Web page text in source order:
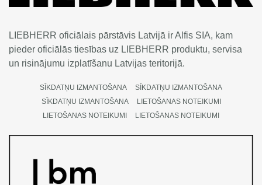
LIEBHERR oficiālais pārstāvis Latvijā ir Alfis SIA, kam
pieder oficiālās tiesības uz LIEBHERR produktu, servisa
un risinājumu izplatīšanu Latvijas teritorijā.
SĪKDATŅU IZMANTOŠANA
SĪKDATŅU IZMANTOŠANA
SĪKDATŅU IZMANTOŠANA
LIETOŠANAS NOTEIKUMI
LIETOŠANAS NOTEIKUMI
LIETOŠANAS NOTEIKUMI